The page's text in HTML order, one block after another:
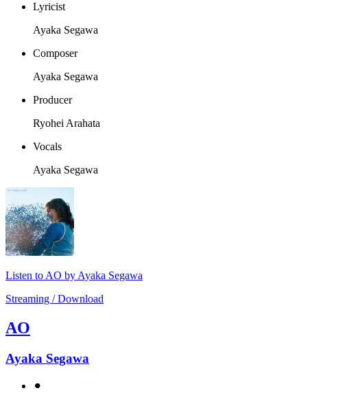
Lyricist
Ayaka Segawa
Composer
Ayaka Segawa
Producer
Ryohei Arahata
Vocals
Ayaka Segawa
Listen to AO by Ayaka Segawa
Streaming / Download
AO
Ayaka Segawa
⚫︎